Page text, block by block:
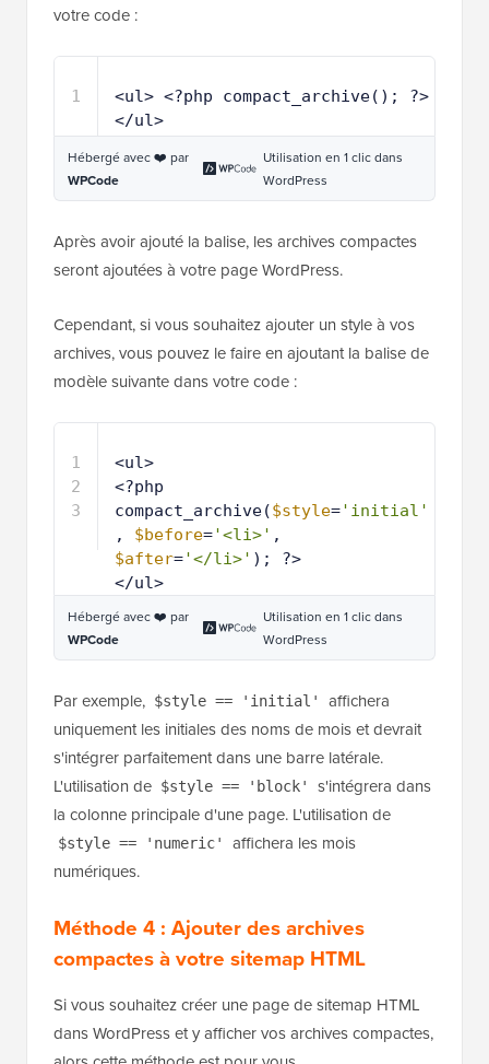
votre code :
1
<ul> <?php compact_archive(); ?>
</ul>
Hébergé avec ❤️ par
WPCode
Utilisation en 1 clic dans
WordPress
Après avoir ajouté la balise, les archives compactes
Cependant, si vous souhaitez ajouter un style à vos
archives, vous pouvez le faire en ajoutant la balise de
1
2
<ul>
<?php
compact_archive( $style
, $before='<li>'
,
$after
</ul>
WordPress
Par exemple, $style == 'initial' affichera
uniquement les initiales des noms de mois et devrait
s'intégrer parfaitement dans une barre latérale.
L'utilisation de $style == 'block' s'intégrera dans
la colonne principale d'une page. L'utilisation de
numériques.
Méthode 4 : Ajouter des archives
compactes à votre sitemap HTML
Si vous souhaitez créer une page de sitemap HTML